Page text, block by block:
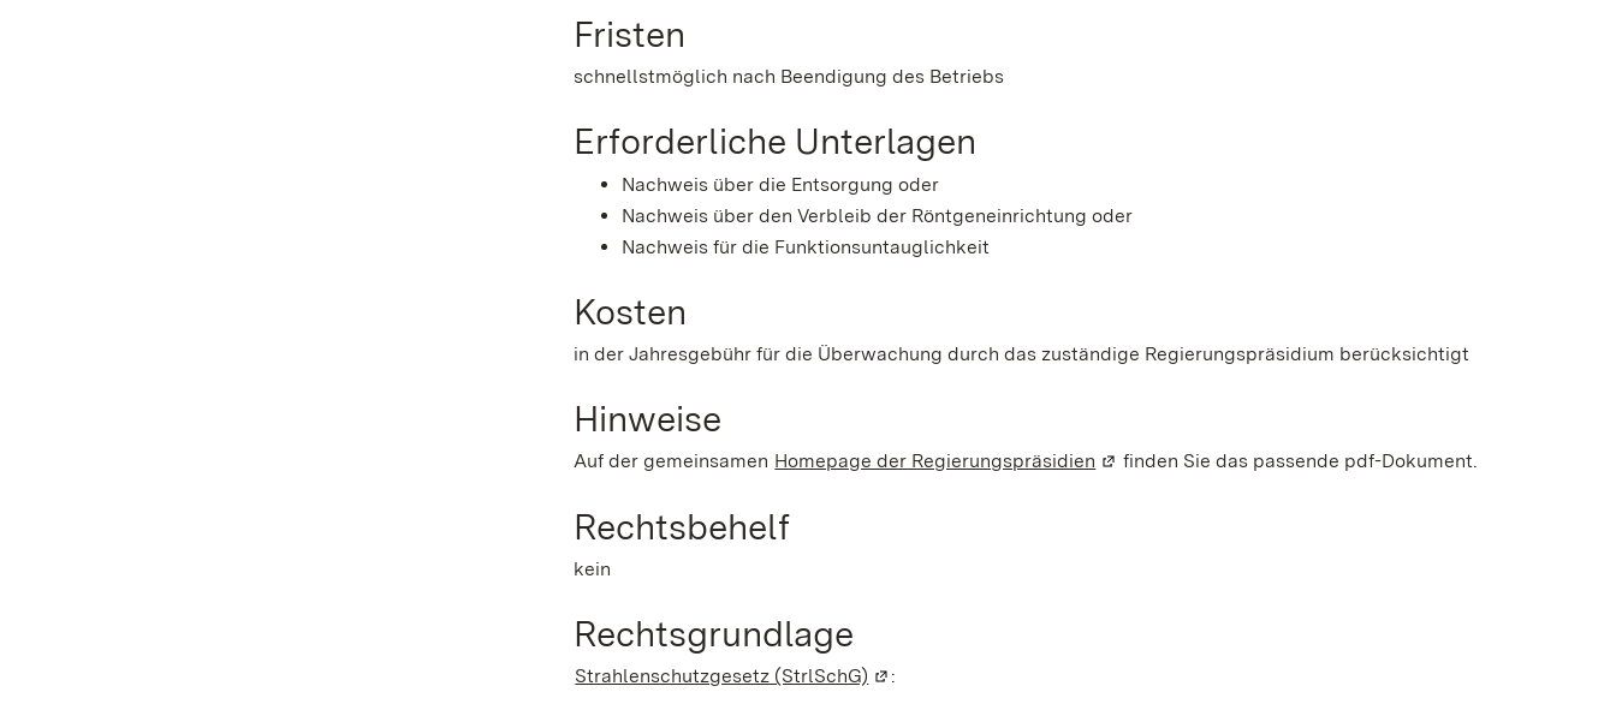
Fristen
schnellstmöglich nach Beendigung des Betriebs
Erforderliche Unterlagen
Nachweis über die Entsorgung oder
Nachweis über den Verbleib der Röntgeneinrichtung oder
Nachweis für die Funktionsuntauglichkeit
Kosten
in der Jahresgebühr für die Überwachung durch das zuständige Regierungspräsidium berücksichtigt
Hinweise
Auf der gemeinsamen Homepage der Regierungspräsidien (Wird in einem neuen Fenster geöffnet)
finden Sie das passende pdf-Dokument.
Rechtsbehelf
kein
Rechtsgrundlage
Strahlenschutzgesetz (StrlSchG) (Wird in einem neuen Fenster geöffnet)
: